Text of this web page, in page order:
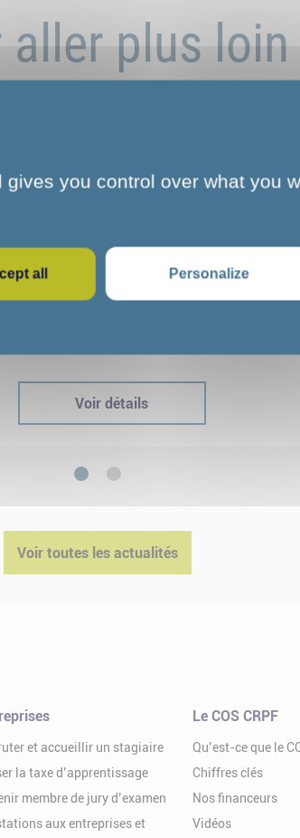
aller plus loin
la culture s'invitent au COS
Voir détails
Voir toutes les actualités
et accueillir un stagiaire
la taxe d’apprentissage
membre de jury d’examen
aux entreprises et
Le COS CRPF
Qu’est-ce que le
Chiffres clés
Nos financeurs
Vidéos
you control over what you
all Personalize